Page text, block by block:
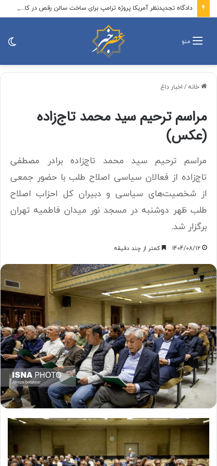
دادگاه تجدیدنظر آمریکا پروژه ترامپ برای ساخت سالن رقص در کاخ سفید را متوقف کرد
منو
خانه / اخبار داغ
مراسم ترحیم سید محمد تاج‌زاده
(عکس)
مراسم ترحیم سید محمد تاج‌زاده برادر مصطفی
تاج‌زاده از فعالان سیاسی اصلاح طلب با حضور جمعی
از شخصیت‌های سیاسی و دبیران کل احزاب اصلاح
طلب ظهر دوشنبه در مسجد نور میدان فاطمیه تهران
برگزار شد.
1404/08/12 کمتر از چند دقیقه